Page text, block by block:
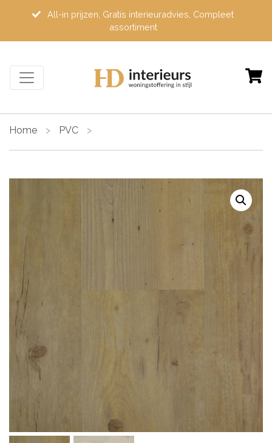
All-in prijzen, Gratis interieuradvies, Compleet
assortiment
Home > PVC >